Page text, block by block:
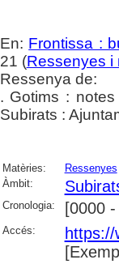
En: Frontissa :
21 (Ressenyes i
Ressenya de:
. Gotims :
Subirats :
Matèries: Ressenyes
Àmbit:
Cronologia: [0000
Accés: